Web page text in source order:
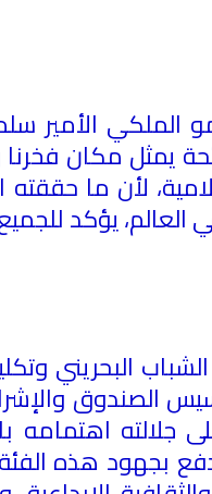
الملكي الأمير
يمثل مكان فخرنا
لأن ما
يؤكد
البحريني
الصندوق
اهتمامه
دفع بجهود هذه
الاتحاد العام
بكل قوة جريمة
الصهيوني
غزة